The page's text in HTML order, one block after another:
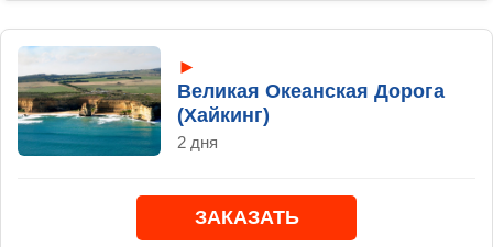
►
Великая Океанская Дорога
(Хайкинг)
2 дня
ЗАКАЗАТЬ